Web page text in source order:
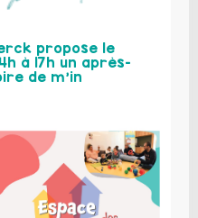
propose le
à 17h un après-
de m’in